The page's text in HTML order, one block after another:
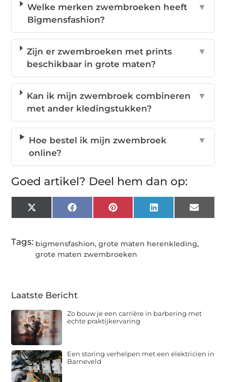
Welke merken zwembroeken heeft
Bigmensfashion?
▼
Zijn er zwembroeken met prints
beschikbaar in grote maten?
▼
Kan ik mijn zwembroek combineren
met ander kledingstukken?
▼
Hoe bestel ik mijn zwembroek
online?
▼
Goed artikel? Deel hem dan op:
X
(Twitter)
FacebookPinterestLinkedInEmail
Tags: bigmensfashion, grote maten herenkleding,
grote maten zwembroeken
Laatste Bericht
Zo bouw je een carrière in barbering met
echte praktijkervaring
Een storing verhelpen met een elektricien in
Barneveld